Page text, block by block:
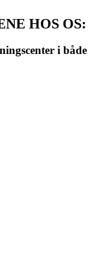
HOS OS:
i både